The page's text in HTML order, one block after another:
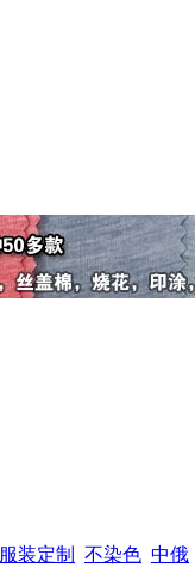
服装定制 不染色 中俄